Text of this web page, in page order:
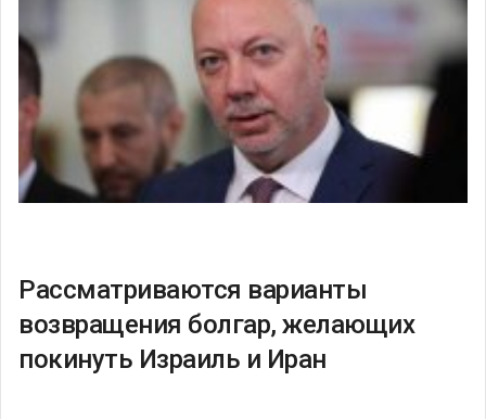
Рассматриваются варианты
возвращения болгар, желающих
покинуть Израиль и Иран